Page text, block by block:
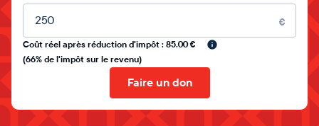
Montant libre
€
Coût réel après réduction d'impôt : 85.00 €
(66% de l'impôt sur le revenu)
Faire un don